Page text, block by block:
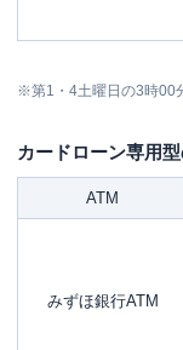
※第1・4土曜日の3時00
カードローン専用
ATM
みずほ銀行ATM